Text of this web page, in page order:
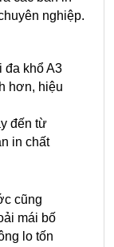
nghiệp.
đa khổ A3
hơn, hiệu
đến từ
in chất
cũng
mái bố
lo tốn